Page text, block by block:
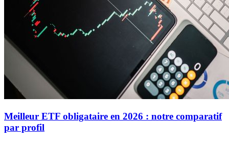
Meilleur ETF obligataire en 2026 : notre comparatif
par profil